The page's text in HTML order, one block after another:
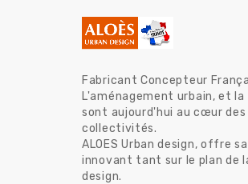
Fabricant Concepteur
L'aménagement urbain, et
sont aujourd'hui au cœur
collectivités.
ALOES Urban design, offre
innovant tant sur le plan de
design.